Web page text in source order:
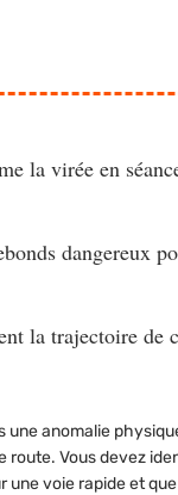
la virée en
dangereux
la trajectoire de
une anomalie
route. Vous devez
une voie rapide et